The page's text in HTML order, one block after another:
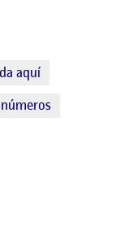
aquí
Y OTRAS